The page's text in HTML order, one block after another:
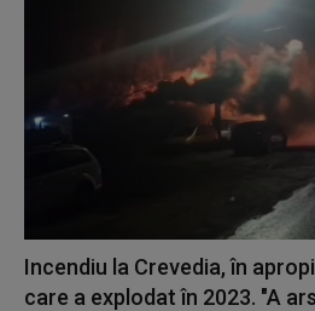
Incendiu la Crevedia, în
care a explodat în 2023. "A